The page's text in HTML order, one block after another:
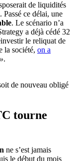
de liquidités
. Passé ce délai, une
. Le scénario n’a
a déjà cédé 32
le reliquat de
la société, on a
.
de nouveau obligé
tourne
ne s’est jamais
le début du mois